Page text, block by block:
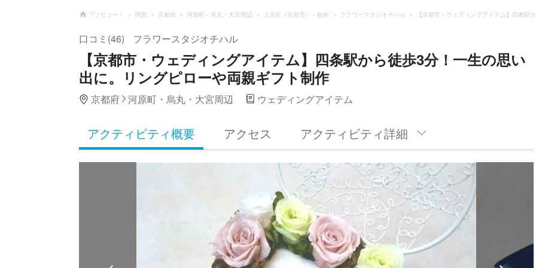
アソビュー！ 関西 京都府 河原町・烏丸・大宮周辺 上京区（京都市）・御所 フラワースタジオチハル 【京都市・ウェディングアイテム】四条駅
口コミ(46) フラワースタジオチハル
【京都市・ウェディングアイテム】四条駅から徒歩3分！一生の思い
出に。リングピローや両親ギフト制作
京都府 河原町・烏丸・大宮周辺 ウェディングアイテム
アクティビティ概要 アクセス アクティビティ詳細